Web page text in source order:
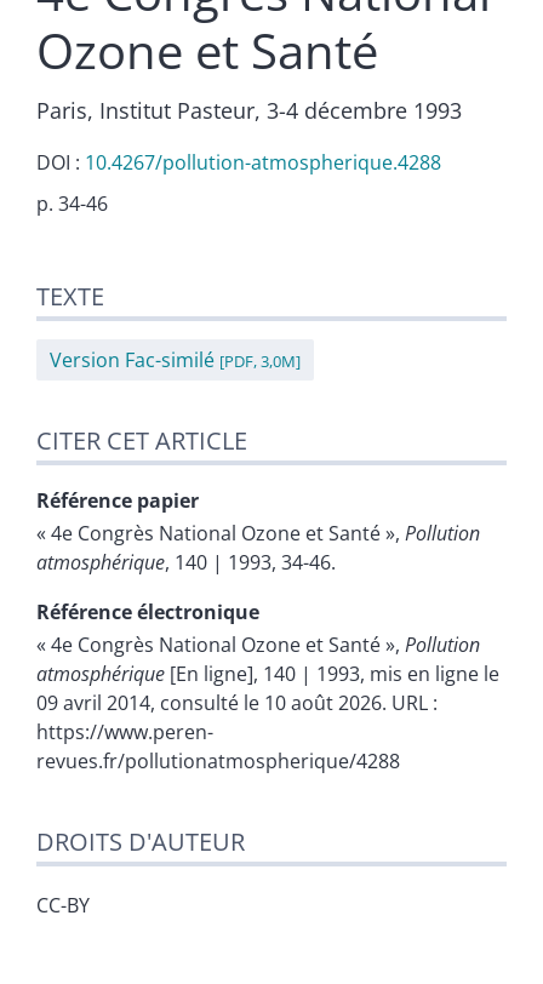
Ozone et Santé
Paris, Institut Pasteur, 3-4 décembre 1993
DOI : 10.4267/pollution-atmospherique.4288
p. 34-46
Citer cet article
TEXTE
Version Fac-similé [PDF, 3,0M]
CITER CET ARTICLE
Référence papier
« 4e Congrès National Ozone et Santé », Pollution
atmosphérique, 140 | 1993, 34-46.
Référence électronique
« 4e Congrès National Ozone et Santé », Pollution
atmosphérique [En ligne], 140 | 1993, mis en ligne le
09 avril 2014, consulté le 10 août 2026. URL :
https://www.peren-
revues.fr/pollutionatmospherique/4288
DROITS D'AUTEUR
CC-BY